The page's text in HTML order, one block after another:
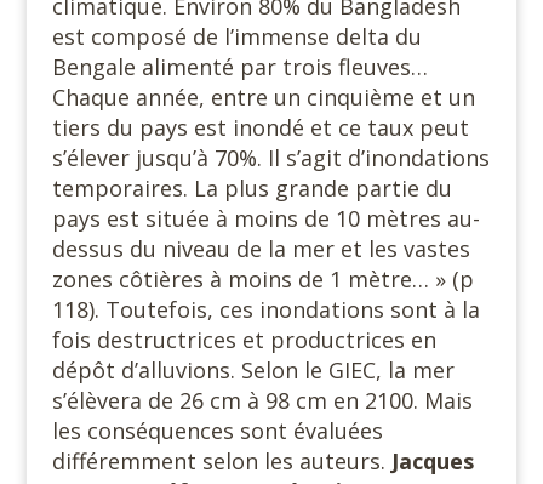
est composé de l’immense delta du
Bengale alimenté par trois fleuves…
Chaque année, entre un cinquième et un
tiers du pays est inondé et ce taux peut
s’élever jusqu’à 70%. Il s’agit d’inondations
temporaires. La plus grande partie du
pays est située à moins de 10 mètres au-
dessus du niveau de la mer et les vastes
zones côtières à moins de 1 mètre… » (p
118). Toutefois, ces inondations sont à la
fois destructrices et productrices en
dépôt d’alluvions. Selon le GIEC, la mer
s’élèvera de 26 cm à 98 cm en 2100. Mais
les conséquences sont évaluées
différemment selon les auteurs. Jacques